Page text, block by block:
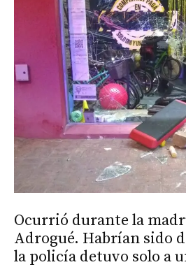
Ocurrió durante la
Adrogué. Habrían sido
la policía detuvo solo a